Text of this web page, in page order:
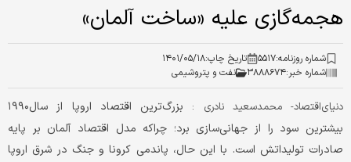
هجمه‌گازی علیه «ساخت آلمان»
شماره روزنامه:۵۵۱۷ تاریخ چاپ:۱۴۰۱/۰۵/۱۸
شماره خبر:۳۸۸۸۶۷۴ نفت و پتروشیمی
دنیای‌اقتصاد- محمدسعید نادری :
بزرگ‌ترین اقتصاد اروپا از سال۱۹۹۰
بیشترین سود را از جهانی‌سازی برد؛ چراکه مدل اقتصاد آلمان بر پایه
صادرات تولیداتش است. با این حال، پاندمی کرونا و جنگ در شرق اروپا